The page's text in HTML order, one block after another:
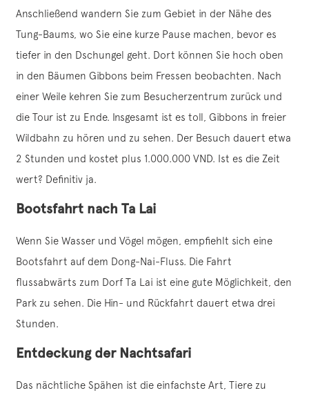
Anschließend wandern Sie zum Gebiet in der Nähe des
Tung-Baums, wo Sie eine kurze Pause machen, bevor es
tiefer in den Dschungel geht. Dort können Sie hoch oben
in den Bäumen Gibbons beim Fressen beobachten. Nach
einer Weile kehren Sie zum Besucherzentrum zurück und
die Tour ist zu Ende. Insgesamt ist es toll, Gibbons in freier
Wildbahn zu hören und zu sehen. Der Besuch dauert etwa
2 Stunden und kostet plus 1.000.000 VND. Ist es die Zeit
wert? Definitiv ja.
Bootsfahrt nach Ta Lai
Wenn Sie Wasser und Vögel mögen, empfiehlt sich eine
Bootsfahrt auf dem Dong-Nai-Fluss. Die Fahrt
flussabwärts zum Dorf Ta Lai ist eine gute Möglichkeit, den
Park zu sehen. Die Hin- und Rückfahrt dauert etwa drei
Stunden.
Entdeckung der Nachtsafari
Das nächtliche Spähen ist die einfachste Art, Tiere zu